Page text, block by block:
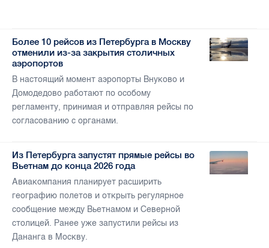
Более 10 рейсов из Петербурга в Москву
отменили из-за закрытия столичных
аэропортов
В настоящий момент аэропорты Внуково и
Домодедово работают по особому
регламенту, принимая и отправляя рейсы по
согласованию с органами.
Из Петербурга запустят прямые рейсы во
Вьетнам до конца 2026 года
Авиакомпания планирует расширить
географию полетов и открыть регулярное
сообщение между Вьетнамом и Северной
столицей. Ранее уже запустили рейсы из
Дананга в Москву.